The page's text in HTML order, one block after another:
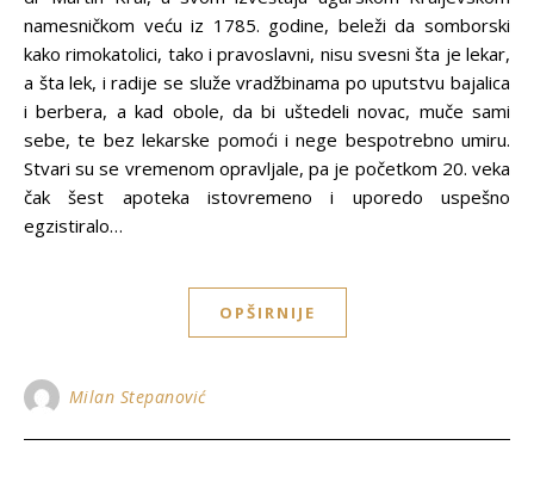
namesničkom veću iz 1785. godine, beleži da somborski
kako rimokatolici, tako i pravoslavni, nisu svesni šta je lekar,
a šta lek, i radije se služe vradžbinama po uputstvu bajalica
i berbera, a kad obole, da bi uštedeli novac, muče sami
sebe, te bez lekarske pomoći i nege bespotrebno umiru.
Stvari su se vremenom opravljale, pa je početkom 20. veka
čak šest apoteka istovremeno i uporedo uspešno
egzistiralo…
OPŠIRNIJE
Milan Stepanović